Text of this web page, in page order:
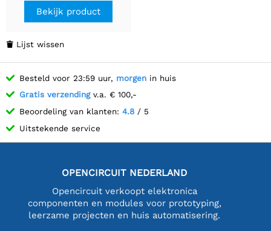
Bekijk product
 Lijst wissen
Besteld voor 23:59 uur, morgen in huis
Gratis verzendingv.a. € 100,-
Beoordeling van klanten: 4.8 / 5
Uitstekende service
OPENCIRCUIT NEDERLAND
Opencircuit verkoopt elektronica
componenten en modules voor prototyping,
leerzame projecten en huis automatisering.